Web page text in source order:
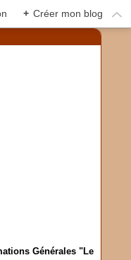
+ Créer mon blog
Générales "Le